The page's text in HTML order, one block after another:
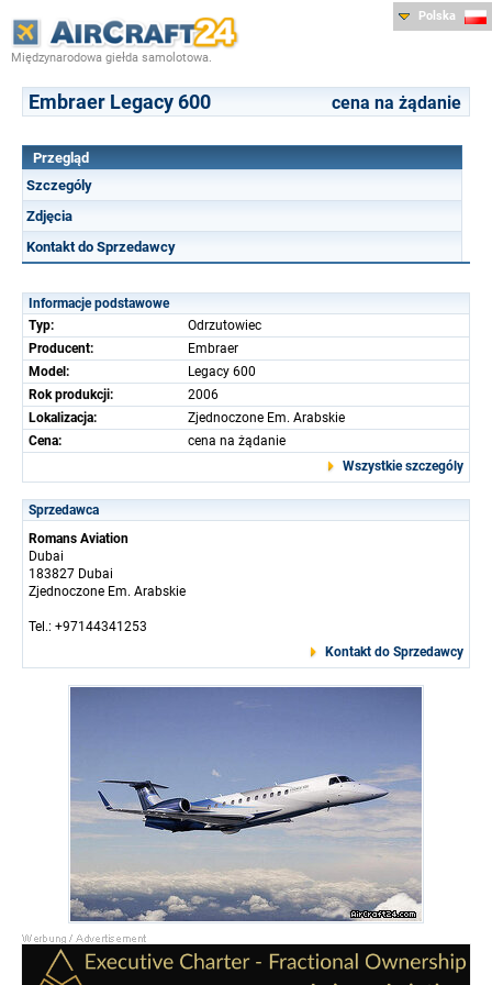
Międzynarodowa giełda samolotowa.
Polska
Embraer Legacy 600 cena na żądanie
Przegląd
Szczególy
Zdjęcia
Kontakt do Sprzedawcy
Informacje podstawowe
Typ:
Odrzutowiec
Producent:
Embraer
Model:
Legacy 600
Rok produkcji:
2006
Lokalizacja:
Zjednoczone Em. Arabskie
Cena:
cena na żądanie
Wszystkie szczególy
Sprzedawca
Romans Aviation
Dubai
183827 Dubai
Zjednoczone Em. Arabskie
Tel.: +97144341253
Kontakt do Sprzedawcy